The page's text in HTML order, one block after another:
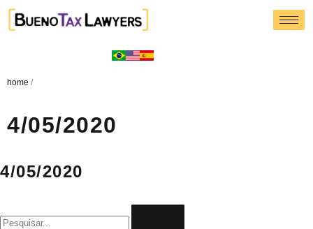
home /
4/05/2020
4/05/2020